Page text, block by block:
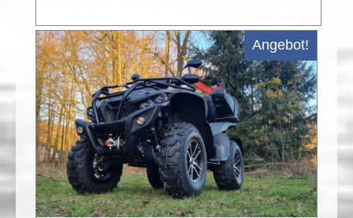
war:
12.999,00 €
ist:
10.999,00 €.
Angebot!